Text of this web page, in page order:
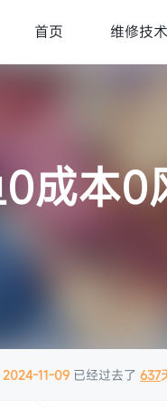
首页 维修技术
成本0
2024-11-09 已经过去了 637